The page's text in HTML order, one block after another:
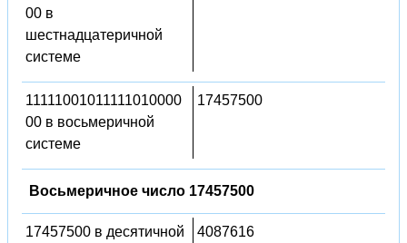
00 в
шестнадцатеричной
системе
11111001011111010000
00 в восьмеричной
системе
17457500
Восьмеричное число 17457500
17457500 в десятичной 4087616